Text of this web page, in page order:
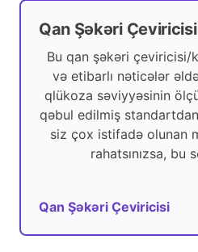
Qan Şəkəri Çeviricisi
Bu qan şəkəri
və etibarlı nəticələr
qlükoza səviyyəsinin
qəbul edilmiş
siz çox istifadə olunan
rahatsınızsa, bu
Qan Şəkəri Çeviricisi